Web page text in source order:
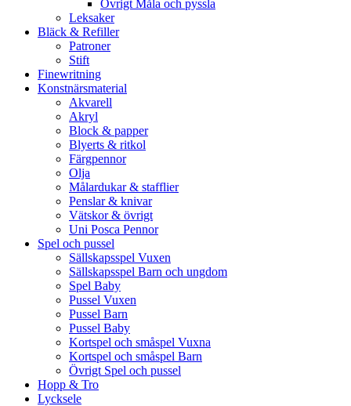
Övrigt Måla och pyssla
Leksaker
Bläck & Refiller
Patroner
Stift
Finewritning
Konstnärsmaterial
Akvarell
Akryl
Block & papper
Blyerts & ritkol
Färgpennor
Olja
Målardukar & stafflier
Penslar & knivar
Vätskor & övrigt
Uni Posca Pennor
Spel och pussel
Sällskapsspel Vuxen
Sällskapsspel Barn och ungdom
Spel Baby
Pussel Vuxen
Pussel Barn
Pussel Baby
Kortspel och småspel Vuxna
Kortspel och småspel Barn
Övrigt Spel och pussel
Hopp & Tro
Lycksele